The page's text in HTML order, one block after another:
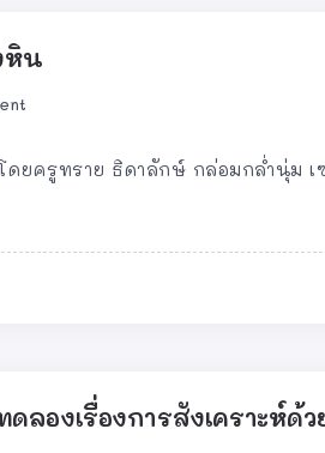
หิน
ดยครูทราย ธิดาลักษ์ กล่อมกล่ำนุ่ม เ
ดลองเรื่องการสังเคราะห์ด้